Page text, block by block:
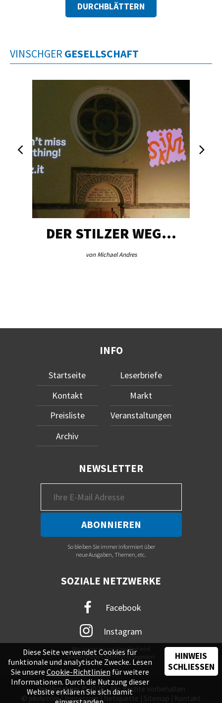
DURCHBLÄTTERN
VINSCHGER GESELLSCHAFT
DER STILZER WEG…
von Michael Andres
INFO
Startseite
Kontakt
Preisliste
Archiv
Leserbriefe
Markt
Veranstaltungen
NEWSLETTER
So bleiben Sie immer informiert über
neue Ausgaben, Themen, etc.
SOZIALE NETZWERKE
Facebook
Instagram
Mit immer neuem Newsfeed wird
unsere Online-Community begeistert
der Vinschger © 2026 - Alle Rechte vorbehalten
© piloly.com |Impressum | Netiquette | Sitemap | Kontakt
Diese Seite verwendet Cookies für
funktionale und analytische Zwecke. Lesen
Sie unsere Cookie-Richtlinien für weitere
Informationen. Durch die Nutzung dieser
Website erklären Sie sich damit
HINWEIS
SCHLIESSEN